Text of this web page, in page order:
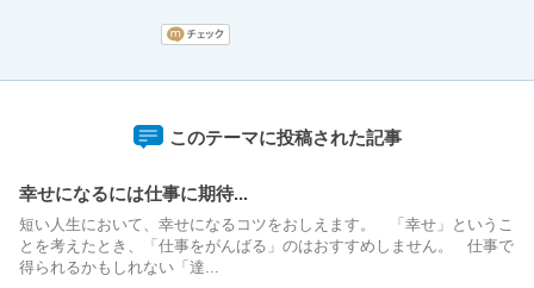
このテーマに投稿された記事
幸せになるには仕事に期待...
短い人生において、幸せになるコツをおしえます。 「幸せ」というこ
とを考えたとき、「仕事をがんばる」のはおすすめしません。 仕事で
得られるかもしれない「達...